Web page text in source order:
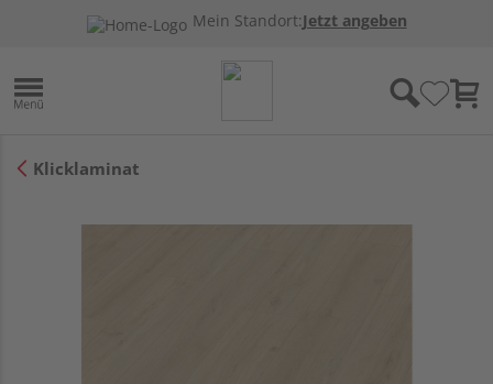
Mein Standort:Jetzt angeben
Klicklaminat